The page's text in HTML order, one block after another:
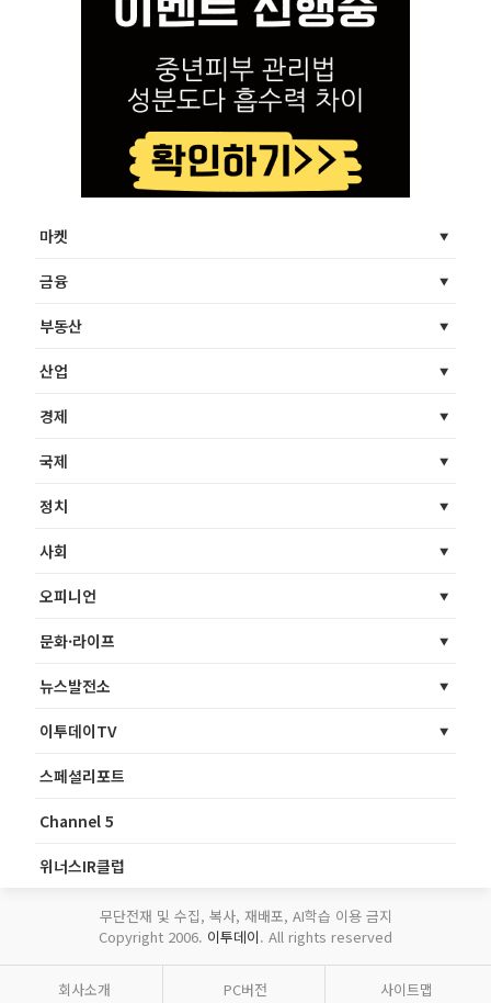
마켓
금융
부동산
산업
경제
국제
정치
사회
오피니언
문화·라이프
뉴스발전소
이투데이TV
스페셜리포트
Channel 5
위너스IR클럽
무단전재 및 수집, 복사, 재배포, AI학습 이용 금지
Copyright 2006. 이투데이. All rights reserved
회사소개 PC버전 사이트맵